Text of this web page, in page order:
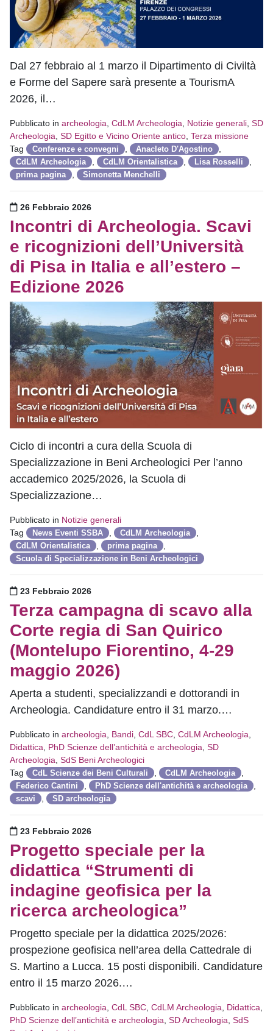
Dal 27 febbraio al 1 marzo il Dipartimento di Civiltà
e Forme del Sapere sarà presente a TourismA
2026, il…
Pubblicato in archeologia CdLM Archeologia Notizie generali SD
Archeologia SD Egitto e Vicino Oriente antico Terza missione
Tag
Conferenze e convegni Anacleto D'Agostino
CdLM Archeologia CdLM Orientalistica Lisa Rosselli
prima pagina Simonetta Menchelli
Pubblicato il
26 Febbraio 2026
Incontri di Archeologia. Scavi
e ricognizioni dell’Università
di Pisa in Italia e all’estero –
Edizione 2026
Ciclo di incontri a cura della Scuola di
Specializzazione in Beni Archeologici Per l’anno
accademico 2025/2026, la Scuola di
Specializzazione…
Pubblicato in Notizie generali
Tag
News Eventi SSBA CdLM Archeologia
CdLM Orientalistica prima pagina
Scuola di Specializzazione in Beni Archeologici
Pubblicato il
23 Febbraio 2026
Terza campagna di scavo alla
Corte regia di San Quirico
(Montelupo Fiorentino, 4-29
maggio 2026)
Aperta a studenti, specializzandi e dottorandi in
Archeologia. Candidature entro il 31 marzo.…
Pubblicato in archeologia Bandi CdL SBC CdLM Archeologia
Didattica
PhD Scienze dell’antichità e archeologia SD
Archeologia SdS Beni Archeologici
Tag
CdL Scienze dei Beni Culturali CdLM Archeologia
Federico Cantini PhD Scienze dell'antichità e archeologia
scavi SD archeologia
Pubblicato il
23 Febbraio 2026
Progetto speciale per la
didattica “Strumenti di
indagine geofisica per la
ricerca archeologica”
Progetto speciale per la didattica 2025/2026:
prospezione geofisica nell’area della Cattedrale di
S. Martino a Lucca. 15 posti disponibili. Candidature
entro il 15 marzo 2026.…
Pubblicato in archeologia CdL SBC CdLM Archeologia Didattica
PhD Scienze dell’antichità e archeologia SD Archeologia SdS